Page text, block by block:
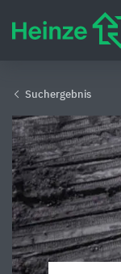
Suchergebnis